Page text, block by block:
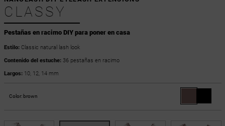
Pestañas en racimo DIY para poner en casa
CLASSY
Estilo:Classic natural lash look
Contenido del estuche: 36 pestañas en racimo
Largos: 10, 12, 14 mm
Color: brown